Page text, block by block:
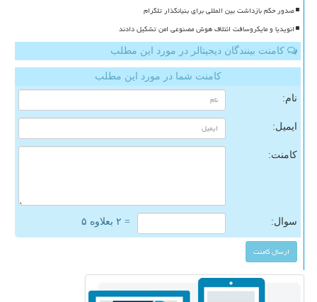
صدور حکم بازداشت بین المللی برای بنیانگذار تلگرام
انویدیا و مایکروسافت ائتلاف هوش مصنوعی امن تشکیل دادند
کامنت بینندگان دیجیتالر در مورد این مطلب
کامنت شما در مورد این مطلب
نام:
ایمیل:
کامنت:
سوال: = ۲ بعلاوه ۵